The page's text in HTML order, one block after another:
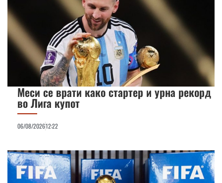
Меси се врати како стартер и урна рекорд
во Лига купот
06/08/202612:22